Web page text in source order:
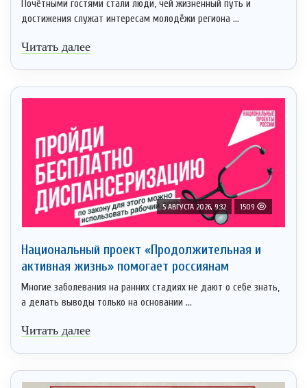
Почётными гостями стали люди, чей жизненный путь и
достижения служат интересам молодёжи региона ...
Читать далее
5 АВГУСТА 2026, 9:32 1509
Национальный проект «Продолжительная и
активная жизнь» помогает россиянам
Многие заболевания на ранних стадиях не дают о себе знать,
а делать выводы только на основании ...
Читать далее